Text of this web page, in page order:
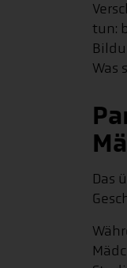
tun:
Was
Das